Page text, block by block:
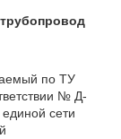
по ТУ
№ Д-
сети